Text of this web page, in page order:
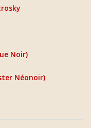
Noir)
Néonoir)